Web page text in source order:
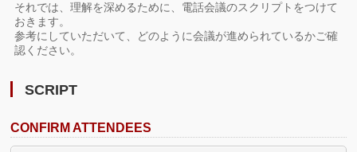
それでは、理解を深めるために、電話会議のスクリプトをつけて
おきます。
参考にしていただいて、どのように会議が進められているかご確
認ください。
SCRIPT
CONFIRM ATTENDEES